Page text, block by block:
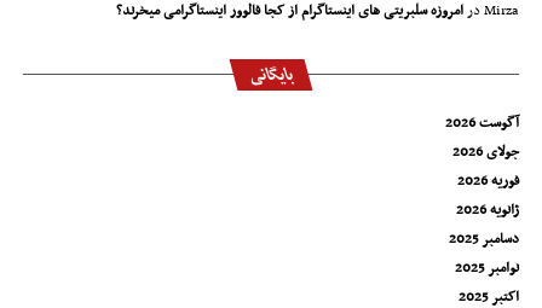
Mirzaدرامروزه سلبریتی های اینستاگرام از کجا فالوور اینستاگرامی میخرند؟
بایگانی
آگوست 2026
جولای 2026
فوریه 2026
ژانویه 2026
دسامبر 2025
نوامبر 2025
اکتبر 2025